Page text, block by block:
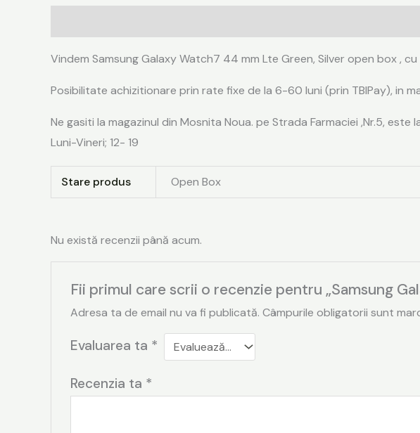
Vindem Samsung Galaxy Watch7 44 mm Lte Green, Silver open box ,
Posibilitate achizitionare prin rate fixe de la 6-60 luni (prin TBIPay), in
Ne gasiti la magazinul din Mosnita Noua. pe Strada Farmaciei ,Nr.5,
Luni-Vineri; 12- 19
Stare produs Open Box
Nu există recenzii până acum.
Fii primul care scrii o recenzie pentru „Samsung
Adresa ta de email nu va fi publicată. Câmpurile obligatorii sunt
Evaluarea ta *
Recenzia ta *